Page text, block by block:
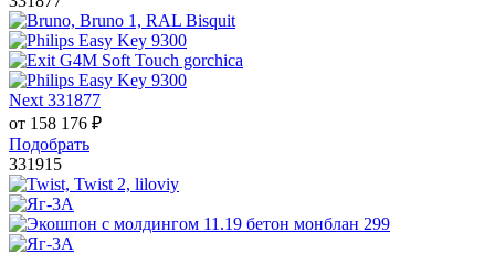
Next 331877
от 158 176 ₽
Подобрать
331915